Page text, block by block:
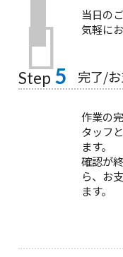
当日の
気軽に
Step 5 完了/
作業の
タッフ
ます。
確認が
ら、お
ます。